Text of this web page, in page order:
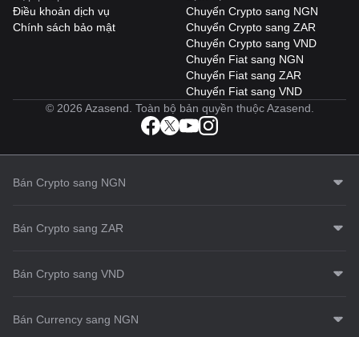
Điều khoản dịch vụ
Chính sách bảo mật
Chuyển Crypto sang NGN
Chuyển Crypto sang ZAR
Chuyển Crypto sang VND
Chuyển Fiat sang NGN
Chuyển Fiat sang ZAR
Chuyển Fiat sang VND
© 2026 Azasend. Toàn bộ bản quyền thuộc Azasend.
Bán Crypto sang NGN
Bán Crypto sang ZAR
Bán Crypto sang VND
Bán Currency sang NGN